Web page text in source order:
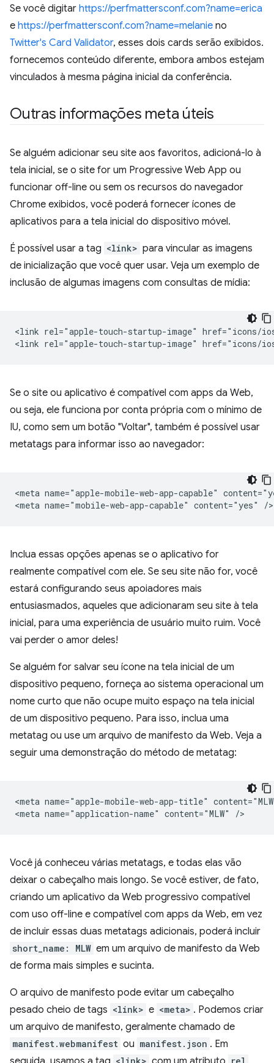
Se você digitar https://perfmattersconf.com?name=erica
e https://perfmattersconf.com?name=melanie no
Twitter's Card Validator, esses dois cards serão exibidos.
fornecemos conteúdo diferente, embora ambos estejam
vinculados à mesma página inicial da conferência.
Outras informações meta úteis
Se alguém adicionar seu site aos favoritos, adicioná-lo à
tela inicial, se o site for um Progressive Web App ou
funcionar off-line ou sem os recursos do navegador
Chrome exibidos, você poderá fornecer ícones de
aplicativos para a tela inicial do dispositivo móvel.
É possível usar a tag <link> para vincular as imagens
de inicialização que você quer usar. Veja um exemplo de
inclusão de algumas imagens com consultas de mídia:
<link rel="apple-touch-startup-image"
Se o site ou aplicativo é compatível com apps da Web,
ou seja, ele funciona por conta própria com o mínimo de
IU, como sem um botão "Voltar", também é possível usar
metatags para informar isso ao navegador:
<meta name="apple-mobile-web-app-capable"
Inclua essas opções apenas se o aplicativo for
realmente compatível com ele. Se seu site não for, você
estará configurando seus apoiadores mais
entusiasmados, aqueles que adicionaram seu site à tela
inicial, para uma experiência de usuário muito ruim. Você
vai perder o amor deles!
Se alguém for salvar seu ícone na tela inicial de um
dispositivo pequeno, forneça ao sistema operacional um
nome curto que não ocupe muito espaço na tela inicial
de um dispositivo pequeno. Para isso, inclua uma
metatag ou use um arquivo de manifesto da Web. Veja a
seguir uma demonstração do método de metatag:
<meta name="apple-mobile-web-app-title"
Você já conheceu várias metatags, e todas elas vão
deixar o cabeçalho mais longo. Se você estiver, de fato,
criando um aplicativo da Web progressivo compatível
com uso off-line e compatível com apps da Web, em vez
de incluir essas duas metatags adicionais, poderá incluir
short_name: MLW em um arquivo de manifesto da Web
de forma mais simples e sucinta.
O arquivo de manifesto pode evitar um cabeçalho
pesado cheio de tags <link> e <meta> . Podemos criar
um arquivo de manifesto, geralmente chamado de
manifest.webmanifest ou manifest.json . Em